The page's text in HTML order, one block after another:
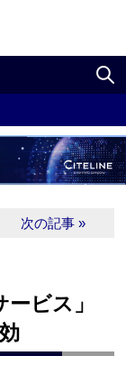
次の記事 »
ビス」